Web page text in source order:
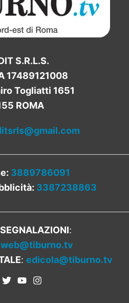
S.R.L.S.
17489121008
Togliatti 1651
ROMA
3889786091
3387238863
SEGNALAZIONI:
: edicola@tiburno.tv